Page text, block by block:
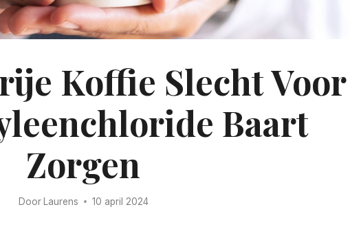
Koffie Slecht Voor
Baart
Zorgen
Door Laurens 10 april 2024